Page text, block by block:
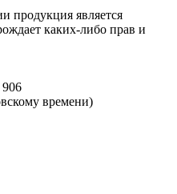
продукция является
каких-либо прав и
времени)